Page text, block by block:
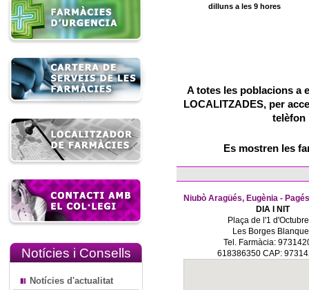
Notícies i Consells
Notícies d'actualitat
dilluns a les 9 hores
A totes les poblacions a
LOCALITZADES, per
telèfon
Es mostren les
Niubò Aragüés, Eugènia -
DIA I NIT
Plaça de l'1
Les Borges
Tel. Farmàcia:
618386350 CAP: